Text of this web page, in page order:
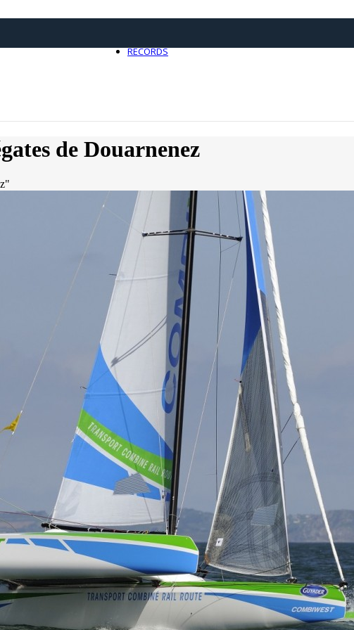
0
RECORDS
05
Classe Ultim 32/23
Records, Trophée Jules Verne
Un nouveau Maxi Edmond de
Source
Gitana Team
8 mai 2025
0
de Douarnenez